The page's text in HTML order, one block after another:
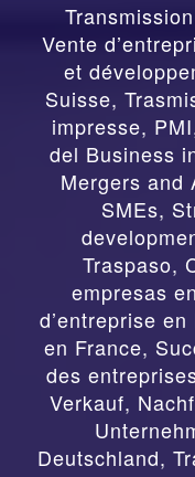
Vente
et
Suisse,
impresse,
del Business
Mergers and
SMEs,
Traspaso,
empresas
d’entreprise
en France,
des
Verkauf,
Deutschland,